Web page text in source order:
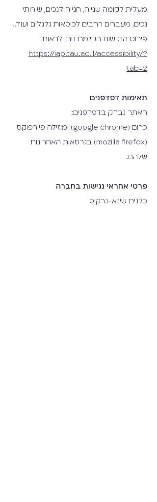
מעלית לקומה שנייה, חנייה לנכים, שירותי
נכים, מעברים רחבים לכיסאות גלגלים ועוד..
פירוט הנגישות הקיימת ניתן לראות
https://iap.tau.ac.il/accessibility/?
tab=2
תאימות דפדפנים
האתר נבדק בדפדפנים:
כרום (google chrome) ומוזילה פיירפוקס
(mozilla firefox) בגרסאות האחרונות
שלהם.
פרטי אחראי נגישות בחברה​
כלנית שינא-נרקיס